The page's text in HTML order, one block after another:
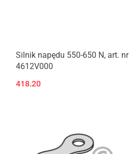
Silnik napędu 550-650 N, art. nr
4612V000
418.20